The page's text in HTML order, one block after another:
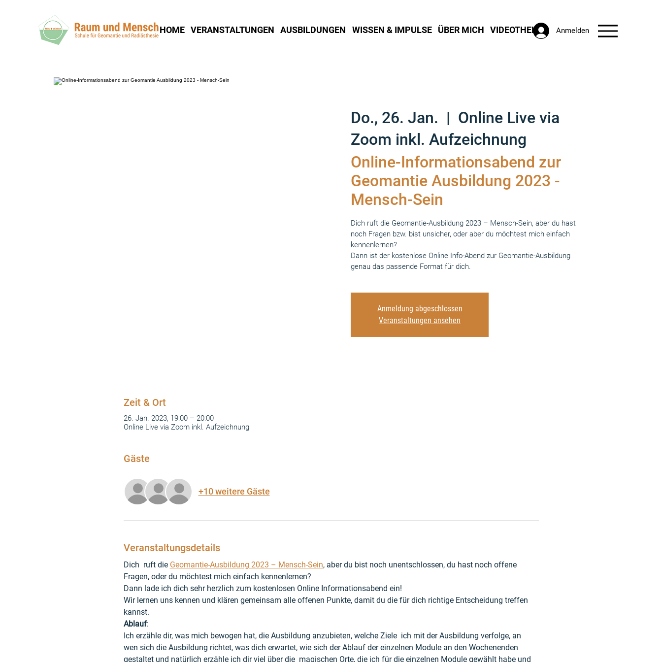
HOME VERANSTALTUNGEN AUSBILDUNGEN WISSEN & IMPULSE ÜBER MICH VIDEOTHEK Anmelden
Do., 26. Jan.
  |
Online Live via
Zoom inkl. Aufzeichnung
Online-Informationsabend zur
Geomantie Ausbildung 2023 -
Mensch-Sein
Dich ruft die Geomantie-Ausbildung 2023 – Mensch-Sein, aber du hast
noch Fragen bzw. bist unsicher, oder aber du möchtest mich einfach
kennenlernen?
Dann ist der kostenlose Online Info-Abend zur Geomantie-Ausbildung
genau das passende Format für dich.
Anmeldung abgeschlossen
Veranstaltungen ansehen
Zeit & Ort
26. Jan. 2023, 19:00 – 20:00
Online Live via Zoom inkl. Aufzeichnung
Gäste
+10 weitere Gäste
Veranstaltungsdetails
Dich  ruft die Geomantie-Ausbildung 2023 – Mensch-Sein, aber du bist noch unentschlossen, du hast noch offene
Fragen, oder du möchtest mich einfach kennenlernen?
Dann lade ich dich sehr herzlich zum kostenlosen Online Informationsabend ein!
Wir lernen uns kennen und klären gemeinsam alle offenen Punkte, damit du die für dich richtige Entscheidung treffen
kannst.
Ablauf:
Ich erzähle dir, was mich bewogen hat, die Ausbildung anzubieten, welche Ziele  ich mit der Ausbildung verfolge, an
wen sich die Ausbildung richtet, was dich erwartet, wie sich der Ablauf der einzelnen Module an den Wochenenden
gestaltet und natürlich erzähle ich dir viel über die  magischen Orte, die ich für die einzelnen Module gewählt habe und